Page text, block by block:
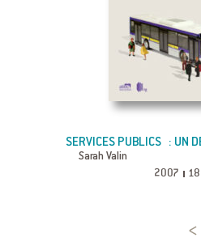
SERVICES PUBLICS : UN
Sarah Valin
2007